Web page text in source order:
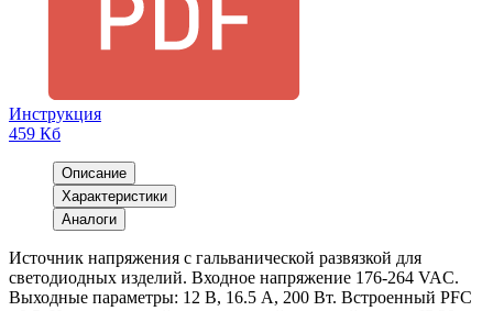
Инструкция
459 Кб
Описание
Характеристики
Аналоги
Источник напряжения с гальванической развязкой для
светодиодных изделий. Входное напряжение 176-264 VAC.
Выходные параметры: 12 В, 16.5 А, 200 Вт. Встроенный PFC